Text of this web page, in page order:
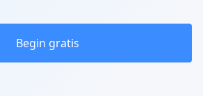
Begin gratis